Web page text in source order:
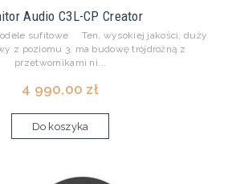
Audio C3L-CP Creator
sufitowe Ten, wysokiej jakości, duży
z poziomu 3. ma budowę trójdrożną z
przetwornikami ni...
4 990,00 zł
Do koszyka